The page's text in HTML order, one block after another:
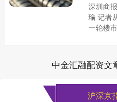
深圳商
瑜 记者
一轮楼
中金汇融配资文
沪深京